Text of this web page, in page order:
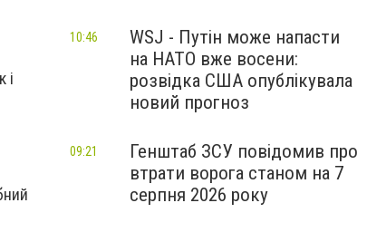
і
WSJ - Путін може напасти
на НАТО вже восени:
розвідка США опублікувала
новий прогноз
10:46
Генштаб ЗСУ повідомив про
втрати ворога станом на 7
серпня 2026 року
09:21